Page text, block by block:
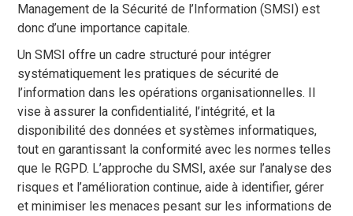
Management de la Sécurité de l’Information (SMSI) est
donc d’une importance capitale.
Un SMSI offre un cadre structuré pour intégrer
systématiquement les pratiques de sécurité de
l’information dans les opérations organisationnelles. Il
vise à assurer la confidentialité, l’intégrité, et la
disponibilité des données et systèmes informatiques,
tout en garantissant la conformité avec les normes telles
que le RGPD. L’approche du SMSI, axée sur l’analyse des
risques et l’amélioration continue, aide à identifier, gérer
et minimiser les menaces pesant sur les informations de